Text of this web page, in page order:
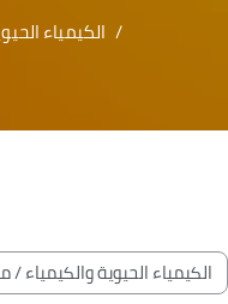
الكيمياء
الكتل
تصنيفات المقررات